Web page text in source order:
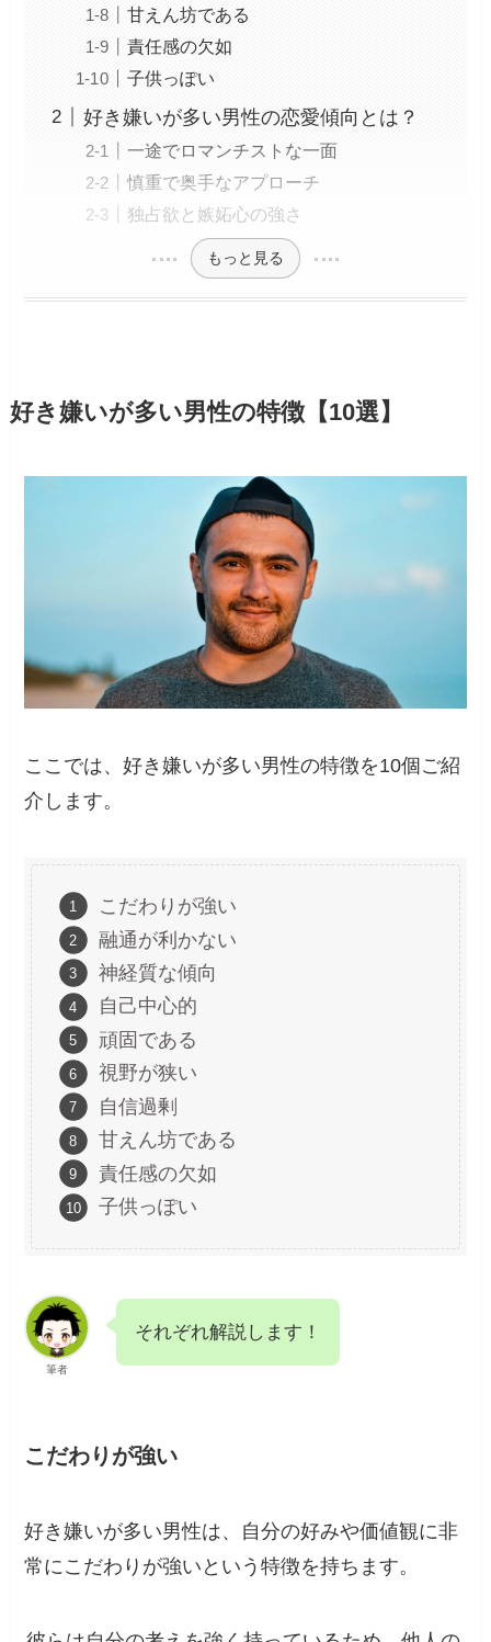
甘えん坊である
責任感の欠如
子供っぽい
好き嫌いが多い男性の恋愛傾向とは？
一途でロマンチストな一面
慎重で奥手なアプローチ
独占欲と嫉妬心の強さ
もっと見る
好き嫌いが多い男性の特徴【10選】
ここでは、好き嫌いが多い男性の特徴を10個ご紹
介します。
こだわりが強い
融通が利かない
神経質な傾向
自己中心的
頑固である
視野が狭い
自信過剰
甘えん坊である
責任感の欠如
子供っぽい
筆者
それぞれ解説します！
こだわりが強い
好き嫌いが多い男性は、自分の好みや価値観に非
常にこだわりが強いという特徴を持ちます。